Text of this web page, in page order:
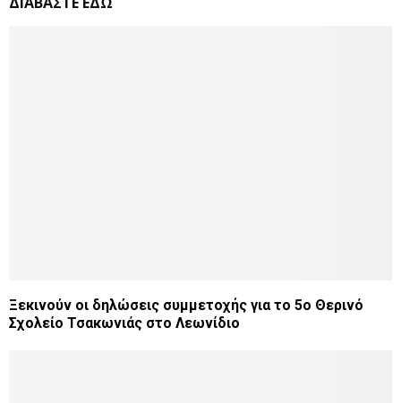
Ξεκινούν οι δηλώσεις συμμετοχής για το 5ο Θερινό
Σχολείο Τσακωνιάς στο Λεωνίδιο